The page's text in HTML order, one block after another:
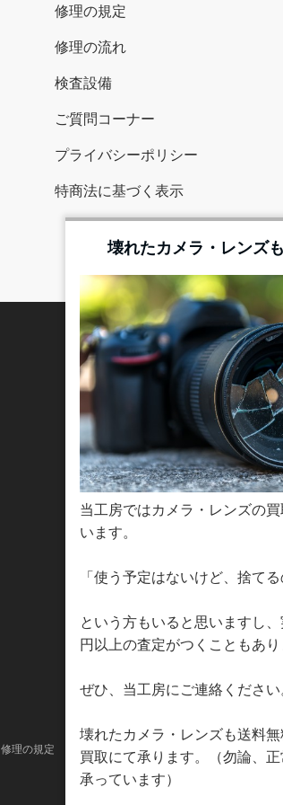
修理の規定
修理の流れ
検査設備
ご質問コーナー
プライバシーポリシー
特商法に基づく表示
壊れたカメラ・レンズ
当工房ではカメラ・レンズの
います。
「使う予定はないけど、捨てる
という方もいると思いますし
円以上の査定がつくこともあり
ぜひ、当工房にご連絡ください
壊れたカメラ・レンズも送料
買取にて承ります。（勿論、
承っています）
修理の規定 修理の流れ 検査設備
ご質問